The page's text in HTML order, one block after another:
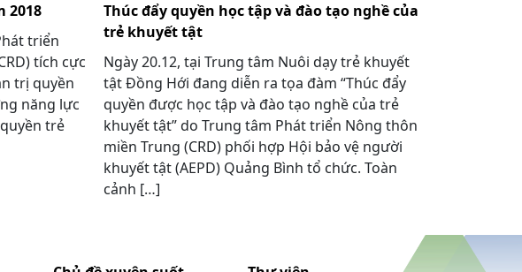
2018
triển
tích cực
trị quyền
năng lực
trẻ
Thúc đẩy quyền học tập và đào tạo nghề của
trẻ khuyết tật
Ngày 20.12, tại Trung tâm Nuôi dạy trẻ khuyết
tật Đồng Hới đang diễn ra tọa đàm “Thúc đẩy
quyền được học tập và đào tạo nghề của trẻ
khuyết tật” do Trung tâm Phát triển Nông thôn
miền Trung (CRD) phối hợp Hội bảo vệ người
khuyết tật (AEPD) Quảng Bình tổ chức. Toàn
cảnh […]